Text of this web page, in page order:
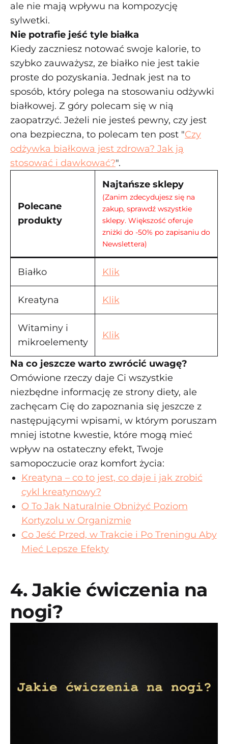
ale nie mają wpływu na kompozycję
sylwetki.
Nie potrafie jeść tyle białka
Kiedy zaczniesz notować swoje kalorie, to
szybko zauważysz, ze białko nie jest takie
proste do pozyskania. Jednak jest na to
sposób, który polega na stosowaniu odżywki
białkowej. Z góry polecam się w nią
zaopatrzyć. Jeżeli nie jesteś pewny, czy jest
ona bezpieczna, to polecam ten post "Czy
odżywka białkowa jest zdrowa? Jak ją
stosować i dawkować?".
Polecane
produkty
Najtańsze sklepy
(Zanim zdecydujesz się na
zakup, sprawdź wszystkie
sklepy. Większość oferuje
zniżki do -50% po zapisaniu do
Newslettera)
Białko Klik
Kreatyna Klik
Witaminy i
mikroelementy
Klik
Na co jeszcze warto zwrócić uwagę?
Omówione rzeczy daje Ci wszystkie
niezbędne informację ze strony diety, ale
zachęcam Cię do zapoznania się jeszcze z
następującymi wpisami, w którym poruszam
mniej istotne kwestie, które mogą mieć
wpływ na ostateczny efekt, Twoje
samopoczucie oraz komfort życia:
Kreatyna – co to jest, co daje i jak zrobić
cykl kreatynowy?
O To Jak Naturalnie Obniżyć Poziom
Kortyzolu w Organizmie
Co Jeść Przed, w Trakcie i Po Treningu Aby
Mieć Lepsze Efekty
4. Jakie ćwiczenia na
nogi?